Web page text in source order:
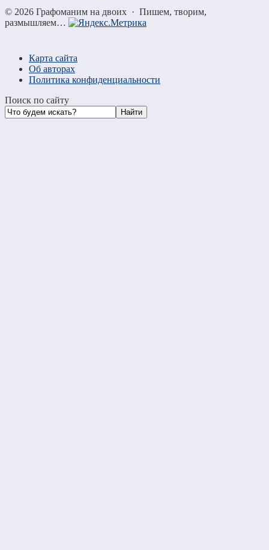
© 2026 Графоманим на двоих · Пишем, творим,
размышляем…
Карта сайта
Об авторах
Политика конфиденциальности
Поиск по сайту